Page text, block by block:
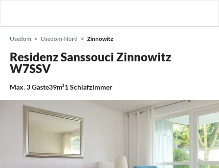
Usedom Usedom-Nord Zinnowitz
Residenz Sanssouci Zinnowitz
W7SSV
Max.3Gäste39m²1Schlafzimmer